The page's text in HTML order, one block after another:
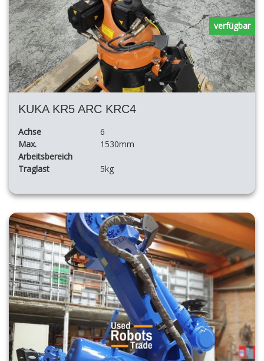
KUKA KR5 ARC KRC4
Achse
6
Max.
Arbeitsbereich
1530mm
Traglast 5kg
verfügbar